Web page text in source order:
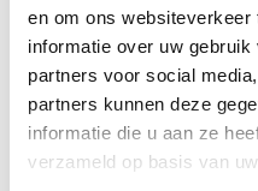
en om ons
informatie over uw
partners voor social
partners kunnen deze
informatie die u aan ze
verzameld op basis van